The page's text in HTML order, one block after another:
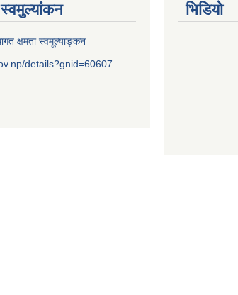
क्षमता स्वमूल्याङ्कन
details?gnid=60607
भिडियो